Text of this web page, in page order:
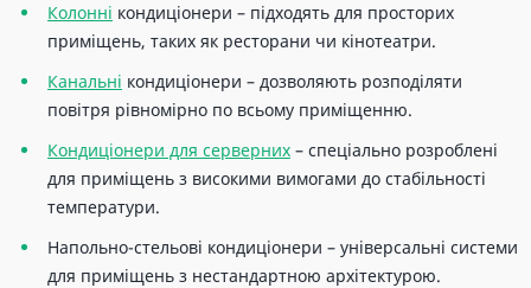
Колонні кондиціонери – підходять для просторих
приміщень, таких як ресторани чи кінотеатри.
Канальні кондиціонери – дозволяють розподіляти
повітря рівномірно по всьому приміщенню.
Кондиціонери для серверних – спеціально розроблені
для приміщень з високими вимогами до стабільності
температури.
Напольно-стельові кондиціонери – універсальні системи
для приміщень з нестандартною архітектурою.